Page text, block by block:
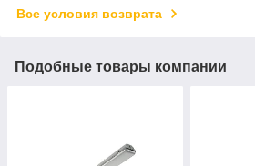
Все условия возврата
Подобные товары компании